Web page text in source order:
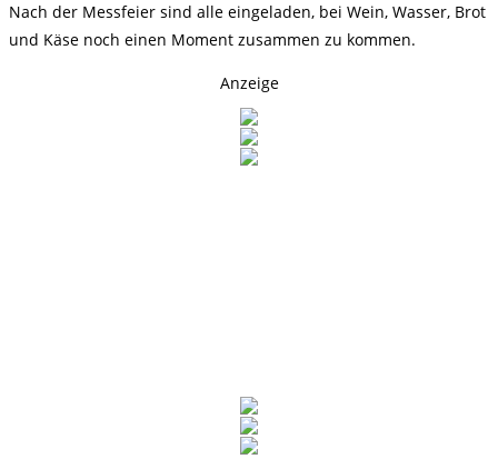
Nach der Messfeier sind alle eingeladen, bei Wein, Wasser, Brot
und Käse noch einen Moment zusammen zu kommen.
Anzeige